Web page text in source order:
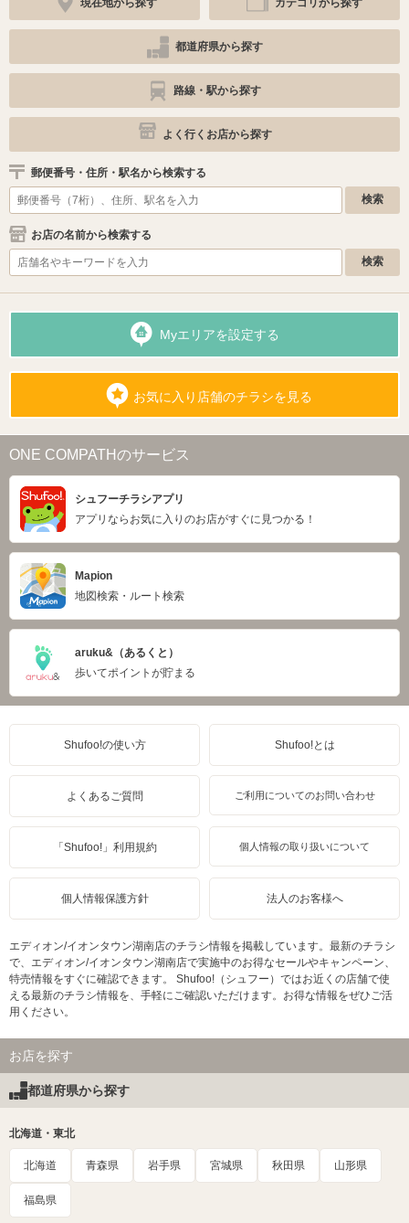
都道府県から探す
路線・駅から探す
よく行くお店から探す
郵便番号・住所・駅名から検索する
お店の名前から検索する
Myエリアを設定する
お気に入り店舗のチラシを見る
ONE COMPATHのサービス
シュフーチラシアプリ
アプリならお気に入りのお店がすぐに見つかる！
Mapion
地図検索・ルート検索
aruku&（あるくと）
歩いてポイントが貯まる
Shufoo!の使い方 Shufoo!とは
よくあるご質問 ご利用についてのお問い合わせ
「Shufoo!」利用規約 個人情報の取り扱いについて
個人情報保護方針 法人のお客様へ
エディオン/イオンタウン湖南店のチラシ情報を掲載しています。最新のチラシ
で、エディオン/イオンタウン湖南店で実施中のお得なセールやキャンペーン、
特売情報をすぐに確認できます。 Shufoo!（シュフー）ではお近くの店舗で使
える最新のチラシ情報を、手軽にご確認いただけます。お得な情報をぜひご活
用ください。
お店を探す
都道府県から探す
北海道・東北
北海道 青森県 岩手県 宮城県 秋田県 山形県
福島県